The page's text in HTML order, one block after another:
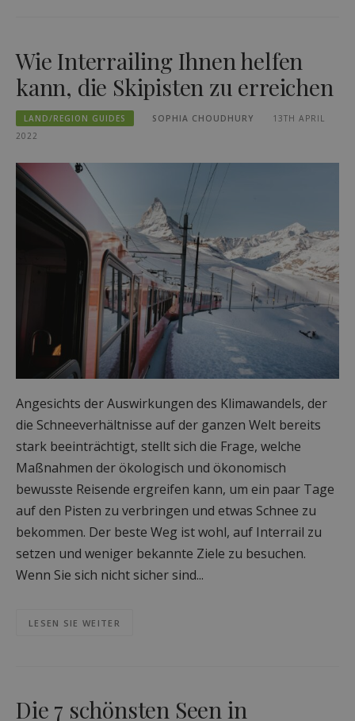
Wie Interrailing Ihnen helfen
kann, die Skipisten zu erreichen
LAND/REGION GUIDES SOPHIA CHOUDHURY
13TH APRIL
2022
Angesichts der Auswirkungen des Klimawandels, der
die Schneeverhältnisse auf der ganzen Welt bereits
stark beeinträchtigt, stellt sich die Frage, welche
Maßnahmen der ökologisch und ökonomisch
bewusste Reisende ergreifen kann, um ein paar Tage
auf den Pisten zu verbringen und etwas Schnee zu
bekommen. Der beste Weg ist wohl, auf Interrail zu
setzen und weniger bekannte Ziele zu besuchen.
Wenn Sie sich nicht sicher sind...
LESEN SIE WEITER
Die 7 schönsten Seen in